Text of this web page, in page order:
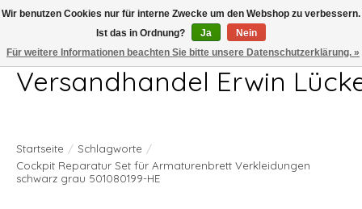
Telefon 04407 715872 MO-DO 7.00-17.00Uhr FR 7.00-13.00Uhr
Versandhandel Erwin
Startseite / Schlagworte /
Cockpit Reparatur Set für Armaturenbrett Verkleidungen
schwarz grau 501080199-HE
Wir benutzen Cookies nur für interne Zwecke um den Webshop zu verbessern.
Ist das in Ordnung?
Ja
Nein
Für weitere Informationen beachten Sie bitte unsere Datenschutzerklärung. »